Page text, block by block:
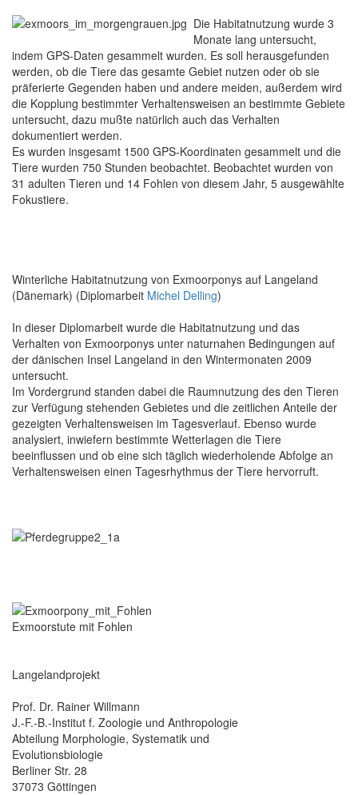
Die Habitatnutzung wurde 3
Monate lang untersucht,
indem GPS-Daten gesammelt wurden. Es soll herausgefunden
werden, ob die Tiere das gesamte Gebiet nutzen oder ob sie
präferierte Gegenden haben und andere meiden, außerdem wird
die Kopplung bestimmter Verhaltensweisen an bestimmte Gebiete
untersucht, dazu mußte natürlich auch das Verhalten
dokumentiert werden.
Es wurden insgesamt 1500 GPS-Koordinaten gesammelt und die
Tiere wurden 750 Stunden beobachtet. Beobachtet wurden von
31 adulten Tieren und 14 Fohlen von diesem Jahr, 5 ausgewählte
Fokustiere.
Winterliche Habitatnutzung von Exmoorponys auf Langeland
(Dänemark) (Diplomarbeit Michel Delling)
In dieser Diplomarbeit wurde die Habitatnutzung und das
Verhalten von Exmoorponys unter naturnahen Bedingungen auf
der dänischen Insel Langeland in den Wintermonaten 2009
untersucht.
Im Vordergrund standen dabei die Raumnutzung des den Tieren
zur Verfügung stehenden Gebietes und die zeitlichen Anteile der
gezeigten Verhaltensweisen im Tagesverlauf. Ebenso wurde
analysiert, inwiefern bestimmte Wetterlagen die Tiere
beeinflussen und ob eine sich täglich wiederholende Abfolge an
Verhaltensweisen einen Tagesrhythmus der Tiere hervorruft.
Exmoorstute mit Fohlen
Langelandprojekt
Prof. Dr. Rainer Willmann
J.-F.-B.-Institut f. Zoologie und Anthropologie
Abteilung Morphologie, Systematik und
Evolutionsbiologie
Berliner Str. 28
37073 Göttingen